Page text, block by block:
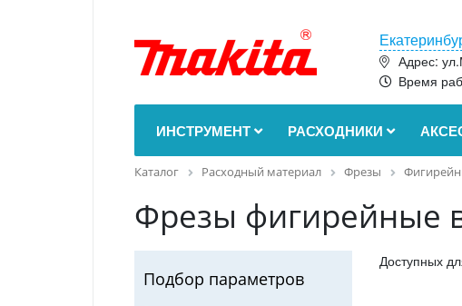
Адрес:
Время
ИНСТРУМЕНТ РАСХОДНИКИ
Каталог Расходный материал Фрезы
Фрезы фигирейные
Подбор параметров
Доступных